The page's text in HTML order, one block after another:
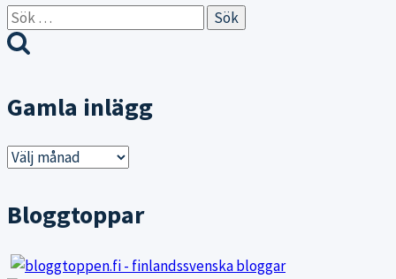
Sök
efter:
Gamla inlägg
Gamla
Bloggtoppar